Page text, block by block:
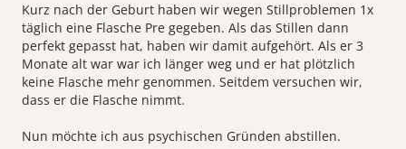
Kurz nach der Geburt haben wir wegen Stillproblemen 1x
täglich eine Flasche Pre gegeben. Als das Stillen dann
perfekt gepasst hat, haben wir damit aufgehört. Als er 3
Monate alt war war ich länger weg und er hat plötzlich
keine Flasche mehr genommen. Seitdem versuchen wir,
dass er die Flasche nimmt.
Nun möchte ich aus psychischen Gründen abstillen.